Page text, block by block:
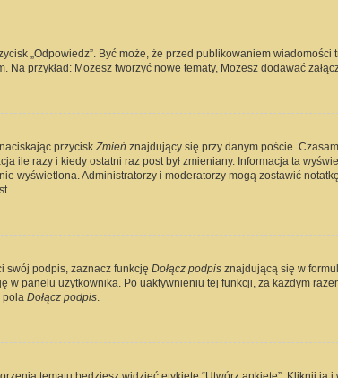
„Odpowiedz”. Być może, że przed publikowaniem wiadomości
przykład: Możesz tworzyć nowe tematy, Możesz dodawać
przyciskZmień znajdujący się przy danym poście.
ile razy i kiedy ostatni raz post był zmieniany. Informacja ta
wyświetlona. Administratorzy i moderatorzy mogą zostawić
swój podpis, zaznacz funkcję Dołącz podpis znajdującą się w
panelu użytkownika. Po uaktywnieniu tej funkcji, za każdym
pola Dołącz podpis.